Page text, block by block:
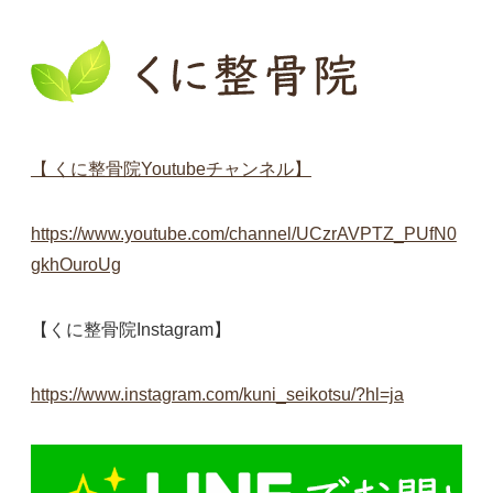
【 くに整骨院Youtubeチャンネル】
https://www.youtube.com/channel/UCzrAVPTZ_PUfN0
gkhOuroUg
【くに整骨院Instagram】
https://www.instagram.com/kuni_seikotsu/?hl=ja